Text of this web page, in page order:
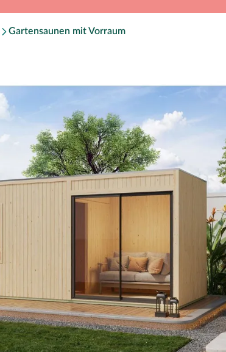
Gartensaunen mit Vorraum